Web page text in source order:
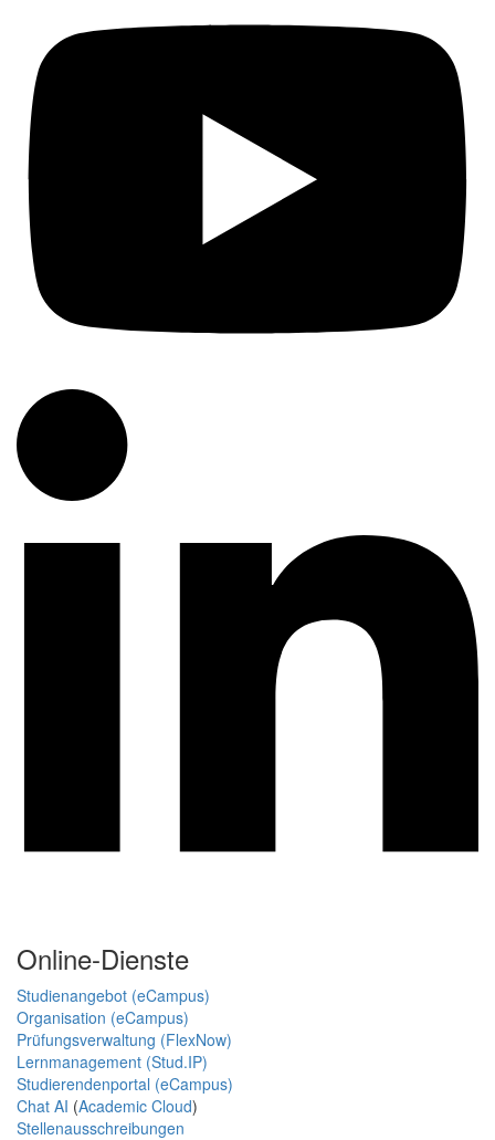
Online-Dienste
Studienangebot (eCampus)
Organisation (eCampus)
Prüfungsverwaltung (FlexNow)
Lernmanagement (Stud.IP)
Studierendenportal (eCampus)
Chat AI (Academic Cloud)
Stellenausschreibungen